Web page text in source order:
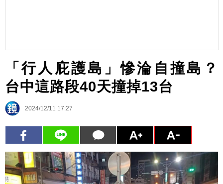
「行人庇護島」慘淪自撞島？
台中這路段40天撞掉13台
2024/12/11 17:27